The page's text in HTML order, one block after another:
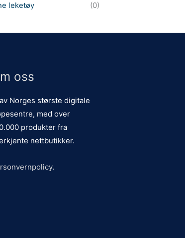
leketøy
(0)
oss
Norges største digitale
med over
produkter fra
nettbutikker.
.